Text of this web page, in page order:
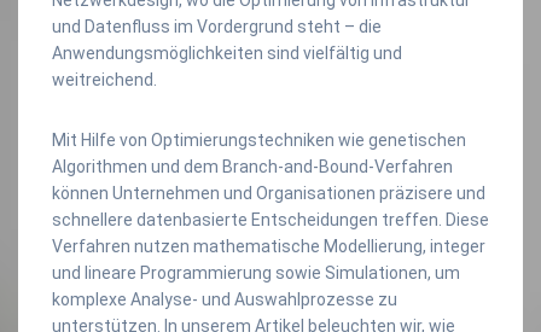
und Datenfluss im Vordergrund steht – die
Anwendungsmöglichkeiten sind vielfältig und
weitreichend.
Mit Hilfe von Optimierungstechniken wie genetischen
Algorithmen und dem Branch-and-Bound-Verfahren
können Unternehmen und Organisationen präzisere und
schnellere datenbasierte Entscheidungen treffen. Diese
Verfahren nutzen mathematische Modellierung, integer
und lineare Programmierung sowie Simulationen, um
komplexe Analyse- und Auswahlprozesse zu
unterstützen. In unserem Artikel beleuchten wir, wie